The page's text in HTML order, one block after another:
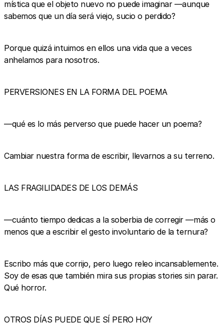
mística que el objeto nuevo no puede imaginar —aunque
sabemos que un día será viejo, sucio o perdido?
Porque quizá intuimos en ellos una vida que a veces
anhelamos para nosotros.
PERVERSIONES EN LA FORMA DEL POEMA
—qué es lo más perverso que puede hacer un poema?
Cambiar nuestra forma de escribir, llevarnos a su terreno.
LAS FRAGILIDADES DE LOS DEMÁS
—cuánto tiempo dedicas a la soberbia de corregir —más o
menos que a escribir el gesto involuntario de la ternura?
Escribo más que corrijo, pero luego releo incansablemente.
Soy de esas que también mira sus propias stories sin parar.
Qué horror.
OTROS DÍAS PUEDE QUE SÍ PERO HOY